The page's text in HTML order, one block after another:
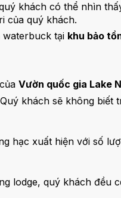
khách có thể nhìn
của quý khách.
waterbuck tại khu bảo
Vườn quốc gia Lake
khách sẽ không biết
hạc xuất hiện với số
lodge, quý khách đều